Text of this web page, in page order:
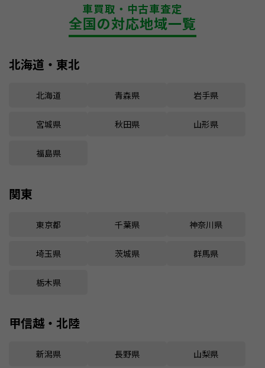
車買取・中古車査定
全国の対応地域一覧
北海道・東北
北海道 青森県 岩手県
宮城県 秋田県 山形県
福島県
関東
東京都 千葉県 神奈川県
埼玉県 茨城県 群馬県
栃木県
甲信越・北陸
新潟県 長野県 山梨県